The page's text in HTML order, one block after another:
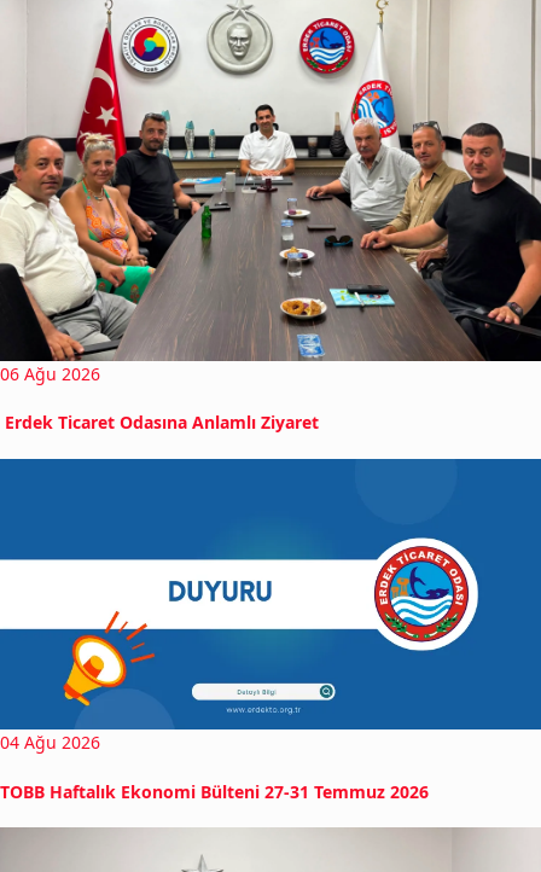
06 Ağu 2026
Erdek Ticaret Odasına Anlamlı Ziyaret
04 Ağu 2026
TOBB Haftalık Ekonomi Bülteni 27-31 Temmuz 2026